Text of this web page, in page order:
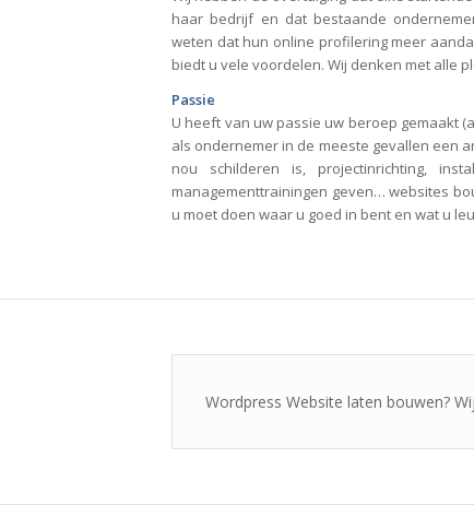
haar bedrijf en dat bestaande
weten dat hun online profilering meer
biedt u vele voordelen. Wij denken met alle
Passie
U heeft van uw passie uw beroep gemaakt
als ondernemer in de meeste gevallen een
nou schilderen is, projectinrichting,
managementtrainingen geven… websites
u moet doen waar u goed in bent en wat u
Wordpress Website laten bouwen?